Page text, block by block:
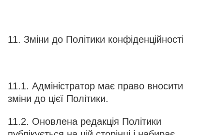
11. Зміни до Політики конфіденційності
11.1. Адміністратор має право вносити
зміни до цієї Політики.
11.2. Оновлена редакція Політики